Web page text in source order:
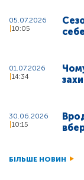
05.07.2026
10:05
01.07.2026
14:34
30.06.2026
10:15
БІЛЬШЕ НОВИН